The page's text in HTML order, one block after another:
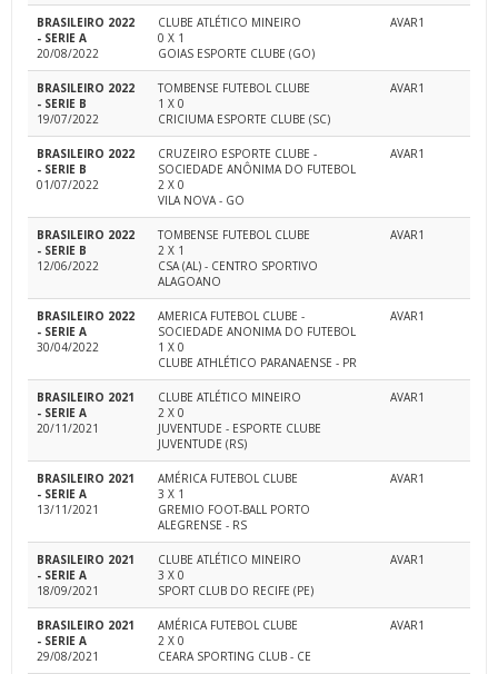
BRASILEIRO 2022
- SERIE A
20/08/2022
CLUBE ATLÉTICO MINEIRO
0 X 1
GOIAS ESPORTE CLUBE (GO)
AVAR1
BRASILEIRO 2022
- SERIE B
19/07/2022
TOMBENSE FUTEBOL CLUBE
1 X 0
CRICIUMA ESPORTE CLUBE (SC)
AVAR1
BRASILEIRO 2022
- SERIE B
01/07/2022
CRUZEIRO ESPORTE CLUBE -
SOCIEDADE ANÔNIMA DO FUTEBOL
2 X 0
VILA NOVA - GO
AVAR1
BRASILEIRO 2022
- SERIE B
12/06/2022
TOMBENSE FUTEBOL CLUBE
2 X 1
CSA (AL) - CENTRO SPORTIVO
ALAGOANO
AVAR1
BRASILEIRO 2022
- SERIE A
30/04/2022
AMERICA FUTEBOL CLUBE -
SOCIEDADE ANONIMA DO FUTEBOL
1 X 0
CLUBE ATHLÉTICO PARANAENSE - PR
AVAR1
BRASILEIRO 2021
- SERIE A
20/11/2021
CLUBE ATLÉTICO MINEIRO
2 X 0
JUVENTUDE - ESPORTE CLUBE
JUVENTUDE (RS)
AVAR1
BRASILEIRO 2021
- SERIE A
13/11/2021
AMÉRICA FUTEBOL CLUBE
3 X 1
GREMIO FOOT-BALL PORTO
ALEGRENSE - RS
AVAR1
BRASILEIRO 2021
- SERIE A
18/09/2021
CLUBE ATLÉTICO MINEIRO
3 X 0
SPORT CLUB DO RECIFE (PE)
AVAR1
BRASILEIRO 2021
- SERIE A
29/08/2021
AMÉRICA FUTEBOL CLUBE
2 X 0
CEARA SPORTING CLUB - CE
AVAR1